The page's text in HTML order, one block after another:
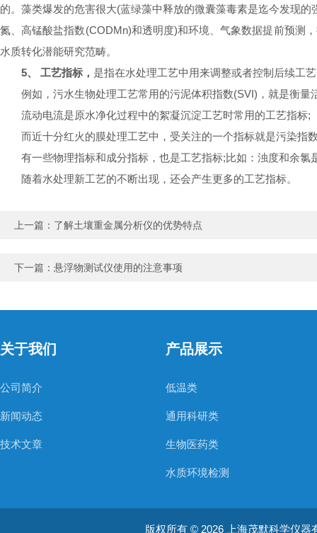
的。藻类爆发的危害很大(蓝绿藻中释放的微囊藻毒素是迄今发现
氮、高锰酸盐指数(CODMn)和透明度)和环境、气象数据提前预测
水质转化潜能研究范畴。
5、 工艺指标， 是指在水处理工艺中用来调整或者控制后续工
例如，污水生物处理工艺常用的污泥体积指数(SVI)，就是衡量
流动电流是原水净化过程中的絮凝沉淀工艺时常用的工艺指标;
而近十分红火的膜处理工艺中，受关注的一个指标就是污染指
有一些物理指标和成分指标，也是工艺指标;比如：浊度和余氯
随着水处理新工艺的不断出现，还会产生更多的工艺指标。
上一篇： 了解土壤重金属分析仪的优势特点
下一篇： 悬浮物测试仪使用的注意事项
关于我们
公司简介
新闻动态
技术文章
产品展示
低温类
通用科研类
生物医药类
水质环境检测
大型分析设备
版权所有 © 2026 上海茂默科学仪